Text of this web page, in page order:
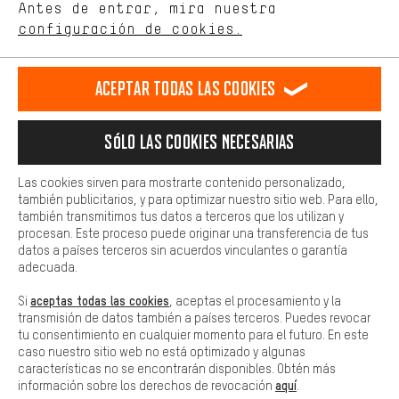
español
ES english
EN Deutsch
DE
RESCINDIR EL CONTRATO Comunidad de Aquisgrán Programa de afiliados
Aviso Legal Protección de datos Condiciones Generales
Plataforma de reportes Reciclaje de baterias
Configuración de las cookies Ajusta el contraste
Todos los precios indicados son en euros e sin MwSt, más
gastos de envío aEstados Unidos.
Antes de entrar, mira nuestra
configuración de cookies.
de nuestro sitio web y nuestra oferta de la tienda con tu
comportamiento de compra.
Más confort
cookies de comodidad, creamos enlaces a plataformas de redes
sociales. Esto nos permite proporcionarle más contenido e
adicionales que le ayudarán a encontrar los productos adecuados.
preguntas de forma rápida y sencilla.
Básica
Las cookies básicas aseguran que puedas usar nuestro sitio web.
Aceptar todas las cookies
Sólo las cookies necesarias
Las cookies sirven para mostrarte contenido personalizado,
también publicitarios, y para optimizar nuestro sitio web. Para ello,
también transmitimos tus datos a terceros que los utilizan y
procesan. Este proceso puede originar una transferencia de tus
datos a países terceros sin acuerdos vinculantes o garantía
adecuada.
Si aceptas todas las cookies , aceptas el procesamiento y la
transmisión de datos también a países terceros. Puedes revocar
tu consentimiento en cualquier momento para el futuro. En este
caso nuestro sitio web no está optimizado y algunas
características no se encontrarán disponibles. Obtén más
información sobre los derechos de revocación aquí.